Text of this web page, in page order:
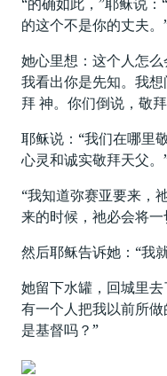
“的确如此，”耶稣说
的这个不是你的丈夫。
她心里想：这个人怎么
我看出你是先知。我
拜 神。你们倒说，敬
耶稣说：“我们在哪里
心灵和诚实敬拜天父。
“我知道弥赛亚要来，
来的时候，祂必会将
然后耶稣告诉她：“我
她留下水罐，回城里去
有一个人把我以前所
是基督吗？”